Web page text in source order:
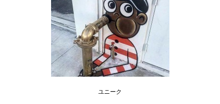
ユニーク